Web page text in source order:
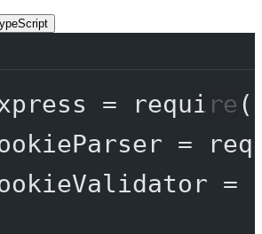
= require (
=
=